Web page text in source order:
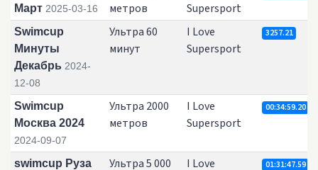
Март 2025-03-16
метров
Supersport
Swimcup
Минуты
Декабрь 2024-
12-08
Ультра 60
минут
I Love
Supersport
3257.21
Swimcup
Москва 2024
2024-09-07
Ультра 2000
метров
I Love
Supersport
00:34:59.20
swimcup Руза
Ультра 5 000
I Love
01:31:47.59